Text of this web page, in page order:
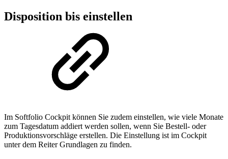
Disposition bis einstellen
Im Softfolio Cockpit können Sie zudem einstellen, wie viele Monate
zum Tagesdatum addiert werden sollen, wenn Sie Bestell- oder
Produktionsvorschläge erstellen. Die Einstellung ist im Cockpit
unter dem Reiter Grundlagen zu finden.